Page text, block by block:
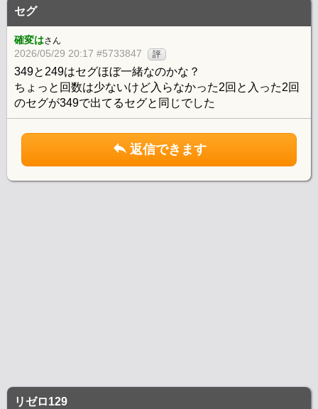
セグ
確変はさん
2026/05/29 20:17 #5733847 評
349と249はセグほぼ一緒なのかな？
ちょっと回数は少ないけど入らなかった2回と入った2回
のセグが349で出てるセグと同じでした
返信できます
リゼロ129